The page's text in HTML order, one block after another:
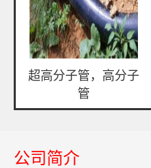
超高分子管，高分子
管
公司简介